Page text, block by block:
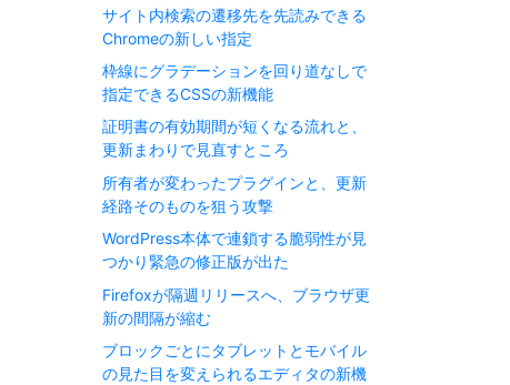
サイト内検索の遷移先を先読みできる
Chromeの新しい指定
枠線にグラデーションを回り道なしで
指定できるCSSの新機能
証明書の有効期間が短くなる流れと、
更新まわりで見直すところ
所有者が変わったプラグインと、更新
経路そのものを狙う攻撃
WordPress本体で連鎖する脆弱性が見
つかり緊急の修正版が出た
Firefoxが隔週リリースへ、ブラウザ更
新の間隔が縮む
ブロックごとにタブレットとモバイル
の見た目を変えられるエディタの新機